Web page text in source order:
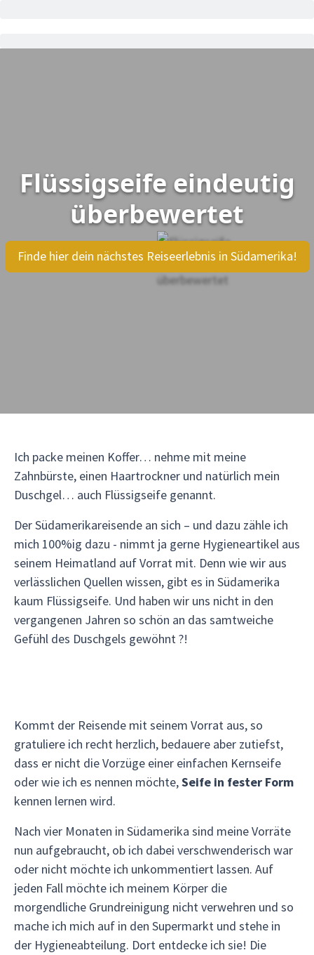
Flüssigseife eindeutig
überbewertet
Finde hier dein nächstes Reiseerlebnis in Südamerika!
Ich packe meinen Koffer… nehme mit meine
Zahnbürste, einen Haartrockner und natürlich mein
Duschgel… auch Flüssigseife genannt.
Der Südamerikareisende an sich – und dazu zähle ich
mich 100%ig dazu - nimmt ja gerne Hygieneartikel aus
seinem Heimatland auf Vorrat mit. Denn wie wir aus
verlässlichen Quellen wissen, gibt es in Südamerika
kaum Flüssigseife. Und haben wir uns nicht in den
vergangenen Jahren so schön an das samtweiche
Gefühl des Duschgels gewöhnt ?!
Kommt der Reisende mit seinem Vorrat aus, so
gratuliere ich recht herzlich, bedauere aber zutiefst,
dass er nicht die Vorzüge einer einfachen Kernseife
oder wie ich es nennen möchte,Seife in fester Form
kennen lernen wird.
Nach vier Monaten in Südamerika sind meine Vorräte
nun aufgebraucht, ob ich dabei verschwenderisch war
oder nicht möchte ich unkommentiert lassen. Auf
jeden Fall möchte ich meinem Körper die
morgendliche Grundreinigung nicht verwehren und so
mache ich mich auf in den Supermarkt und stehe in
der Hygieneabteilung. Dort entdecke ich sie! Die